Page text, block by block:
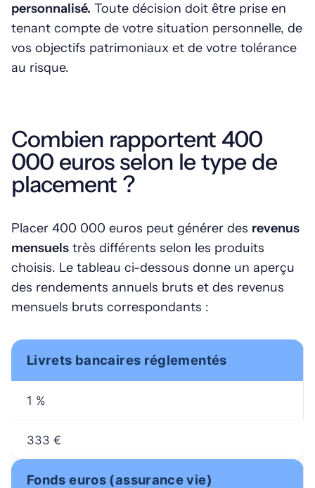
personnalisé. Toute décision doit être prise en
tenant compte de votre situation personnelle, de
vos objectifs patrimoniaux et de votre tolérance
au risque.
Combien rapportent 400
000 euros selon le type de
placement ?
Placer 400 000 euros peut générer des revenus
mensuels très différents selon les produits
choisis. Le tableau ci-dessous donne un aperçu
des rendements annuels bruts et des revenus
mensuels bruts correspondants :
Livrets bancaires réglementés
1 %
333 €
Fonds euros (assurance vie)